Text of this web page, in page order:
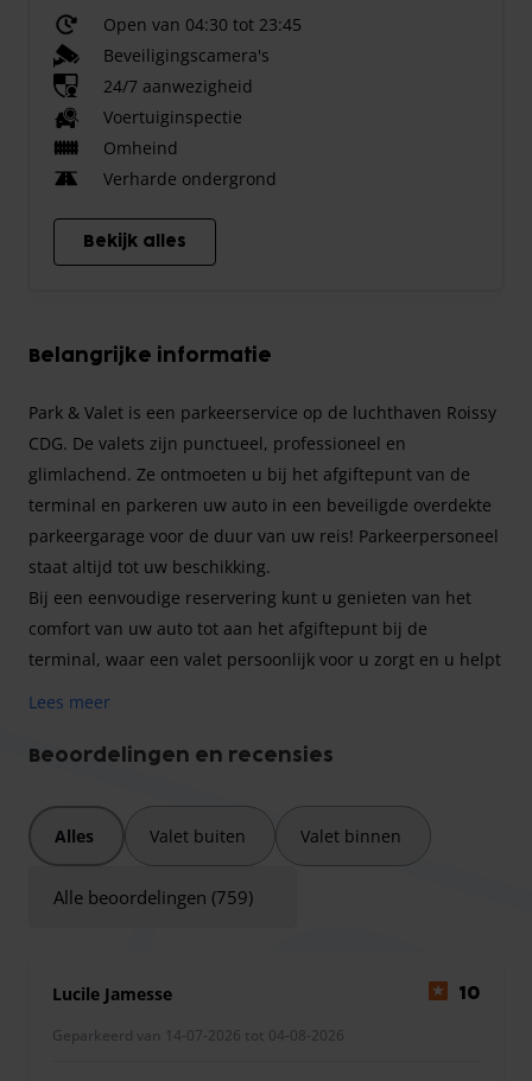
Open van 04:30 tot 23:45
Beveiligingscamera's
24/7 aanwezigheid
Voertuiginspectie
Omheind
Verharde ondergrond
Bekijk alles
Belangrijke informatie
Park & Valet is een parkeerservice op de luchthaven Roissy
CDG. De valets zijn punctueel, professioneel en
glimlachend. Ze ontmoeten u bij het afgiftepunt van de
terminal en parkeren uw auto in een beveiligde overdekte
parkeergarage voor de duur van uw reis! Parkeerpersoneel
staat altijd tot uw beschikking.
Bij een eenvoudige reservering kunt u genieten van het
comfort van uw auto tot aan het afgiftepunt bij de
terminal, waar een valet persoonlijk voor u zorgt en u helpt
wordt u per e-mail toegestuurd nadat u uw reservering
CDG. De valets zijn punctueel, professioneel en
parkeergarage voor de duur van uw reis! Parkeerpersoneel
staat altijd klaar om te helpen.
Lees meer
Beoordelingen en recensies
Alles Valet buiten Valet binnen
Alle beoordelingen (759)
Lucile Jamesse 10
Geparkeerd van 14-07-2026 tot 04-08-2026